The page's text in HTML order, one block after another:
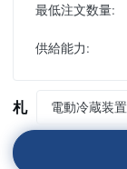
最低注文数量:
供給能力:
札 電動冷蔵装置